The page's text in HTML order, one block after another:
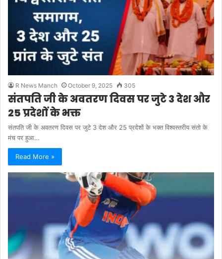
R News Manch October 9, 2025 305
संतपति जी के अवतरण दिवस पर जुटे 3 देश और
25 प्रदेशों के भक्त
संतपति जी के अवतरण दिवस पर जुटे 3 देश और 25 प्रदेशों के भक्त विश्वस्तरीय संतो के
मंच पर हुआ…
Read More »